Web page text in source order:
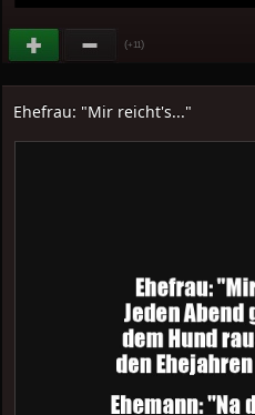
(+11)
Ehefrau: "Mir reicht's..."